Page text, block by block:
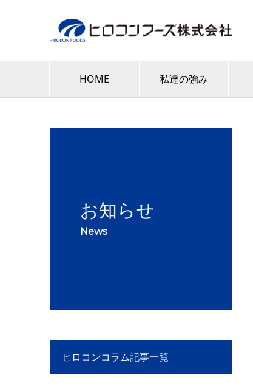
HOME 私達の強み
お知らせ
News
ヒロコンコラム記事一覧